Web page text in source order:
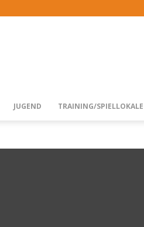
JUGEND TRAINING/SPIELLOKALE